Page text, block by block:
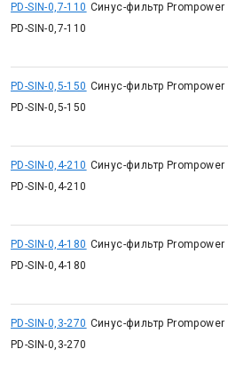
PD-SIN-0,7-110 Синус-фильтр Prompower
PD-SIN-0,7-110
PD-SIN-0,5-150 Синус-фильтр Prompower
PD-SIN-0,5-150
PD-SIN-0,4-210 Синус-фильтр Prompower
PD-SIN-0,4-210
PD-SIN-0,4-180 Синус-фильтр Prompower
PD-SIN-0,4-180
PD-SIN-0,3-270 Синус-фильтр Prompower
PD-SIN-0,3-270